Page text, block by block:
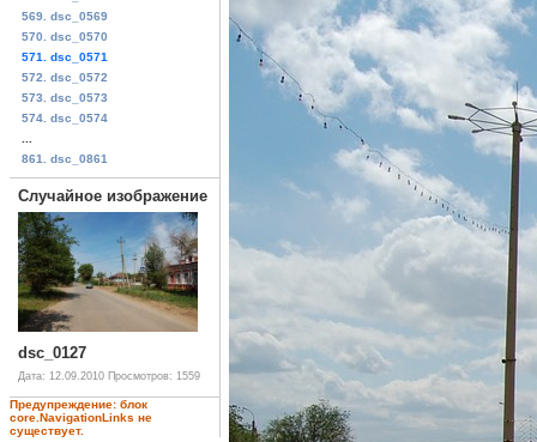
569. dsc_0569
570. dsc_0570
571. dsc_0571
572. dsc_0572
573. dsc_0573
574. dsc_0574
861. dsc_0861
Случайное изображение
dsc_0127
Дата: 12.09.2010 Просмотров: 1559
Предупреждение: блок
core.NavigationLinks не
существует.